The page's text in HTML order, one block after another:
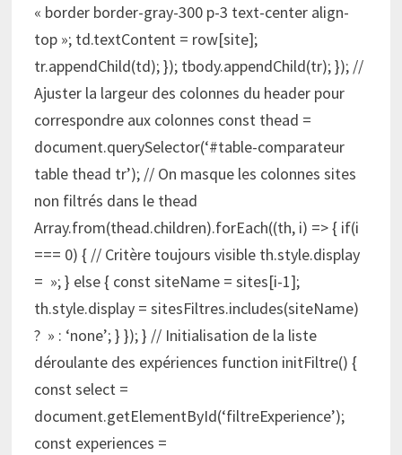
« border border-gray-300 p-3 text-center align-
top »; td.textContent = row[site];
tr.appendChild(td); }); tbody.appendChild(tr); }); //
Ajuster la largeur des colonnes du header pour
correspondre aux colonnes const thead =
document.querySelector(‘#table-comparateur
table thead tr’); // On masque les colonnes sites
non filtrés dans le thead
Array.from(thead.children).forEach((th, i) => { if(i
=== 0) { // Critère toujours visible th.style.display
= »; } else { const siteName = sites[i-1];
th.style.display = sitesFiltres.includes(siteName)
? » : ‘none’; } }); } // Initialisation de la liste
déroulante des expériences function initFiltre() {
const select =
document.getElementById(‘filtreExperience’);
const experiences =